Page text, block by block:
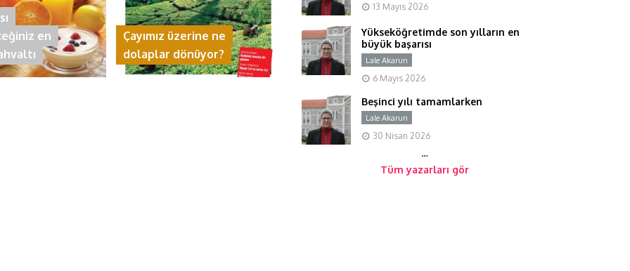
en
Çayımız üzerine ne
dolaplar dönüyor?
13 Mayıs 2026
Yükseköğretimde son yılların en
büyük başarısı
Lale Akarun
6 Mayıs 2026
Beşinci yılı tamamlarken
Lale Akarun
30 Nisan 2026
…
Tüm yazarları gör